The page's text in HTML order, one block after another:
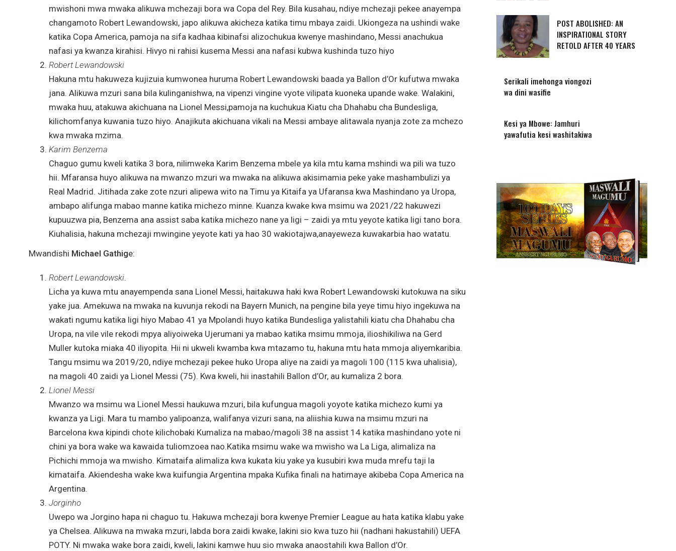
mwishoni mwa mwaka alikuwa mchezaji bora wa Copa del Rey. Bila kusahau, ndiye mchezaji pekee anayempa
changamoto Robert Lewandowski, japo alikuwa akicheza katika timu mbaya zaidi. Ukiongeza na ushindi wake
katika Copa America, pamoja na sifa kadhaa kibinafsi alizochukua kwenye mashindano, Messi anachukua
nafasi ya kwanza kirahisi. Hivyo ni rahisi kusema Messi ana nafasi kubwa kushinda tuzo hiyo
Robert Lewandowski
Hakuna mtu hakuweza kujizuia kumwonea huruma Robert Lewandowski baada ya Ballon d’Or kufutwa mwaka
jana. Alikuwa mzuri sana bila kulinganishwa, na vipenzi vingine vyote vilipata kuoneka upande wake. Walakini,
mwaka huu, atakuwa akichuana na Lionel Messi,pamoja na kuchukua Kiatu cha Dhahabu cha Bundesliga,
kilichomfanya kuwania tuzo hiyo. Anajikuta akichuana vikali na Messi ambaye alitawala nyanja zote za mchezo
kwa mwaka mzima.
Karim Benzema
Chaguo gumu kweli katika 3 bora, nilimweka Karim Benzema mbele ya kila mtu kama mshindi wa pili wa tuzo
hii. Mfaransa huyo alikuwa na mwanzo mzuri wa mwaka na alikuwa akisimamia peke yake mashambulizi ya
Real Madrid. Jitihada zake zote nzuri alipewa wito na Timu ya Kitaifa ya Ufaransa kwa Mashindano ya Uropa,
ambapo alifunga mabao manne katika michezo minne. Kuanza kwake kwa msimu wa 2021/22 hakuwezi
kupuuzwa pia, Benzema ana assist saba katika michezo nane ya ligi – zaidi ya mtu yeyote katika ligi tano bora.
Kiuhalisia, hakuna mchezaji mwingine yeyote kati ya hao 30 wakiotajwa,anayeweza kuwakarbia hao watatu.
Mwandishi Michael Gathige:
Robert Lewandowski.
Licha ya kuwa mtu anayempenda sana Lionel Messi, haitakuwa haki kwa Robert Lewandowski kutokuwa na siku
yake jua. Amekuwa na mwaka na kuvunja rekodi na Bayern Munich, na pengine bila yeye timu hiyo ingekuwa na
wakati ngumu katika ligi hiyo Mabao 41 ya Mpolandi huyo katika Bundesliga yalistahili kiatu cha Dhahabu cha
Uropa, na vile vile rekodi mpya aliyoiweka Ujerumani ya mabao katika msimu mmoja, ilioshikiliwa na Gerd
Muller kutoka miaka 40 iliyopita. Hii ni ukweli kwamba kwa mtazamo tu, hakuna mtu hata mmoja aliyemkaribia.
Tangu msimu wa 2019/20, ndiye mchezaji pekee huko Uropa aliye na zaidi ya magoli 100 (115 kwa uhalisia),
na magoli 40 zaidi ya Lionel Messi (75). Kwa kweli, hii inastahili Ballon d’Or, au kumaliza 2 bora.
Lionel Messi
Mwanzo wa msimu wa Lionel Messi haukuwa mzuri, bila kufungua magoli yoyote katika michezo kumi ya
kwanza ya Ligi. Mara tu mambo yalipoanza, walifanya vizuri sana, na aliishia kuwa na msimu mzuri na
Barcelona kwa kipindi chote kilichobaki Kumaliza na mabao/magoli 38 na assist 14 katika mashindano yote ni
chini ya bora wake wa kawaida tuliomzoea nao.Katika msimu wake wa mwisho wa La Liga, alimaliza na
Pichichi mmoja wa mwisho. Kimataifa alimaliza kwa kukata kiu yake ya kusubiri kwa muda mrefu taji la
kimataifa. Akiendesha wake kwa kuifungia Argentina mpaka Kufika finali na hatimaye akibeba Copa America na
Argentina.
Jorginho
Uwepo wa Jorgino hapa ni chaguo tu. Hakuwa mchezaji bora kwenye Premier League au hata katika klabu yake
ya Chelsea. Alikuwa na mwaka mzuri, labda bora zaidi kwake, lakini sio kwa tuzo hii (nadhani hakustahili) UEFA
POTY. Ni mwaka wake bora zaidi, kweli, lakini kamwe huu sio mwaka anaostahili kwa Ballon d’Or.
POST ABOLISHED: AN
INSPIRATIONAL STORY
RETOLD AFTER 40 YEARS
Serikali imehonga viongozi
wa dini wasifie
Kesi ya Mbowe: Jamhuri
yawafutia kesi washitakiwa